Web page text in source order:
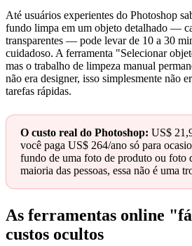
Até usuários experientes do Photoshop
fundo limpa em um objeto detalhado —
transparentes — pode levar de 10 a 30
cuidadoso. A ferramenta "Selecionar
mas o trabalho de limpeza manual
não era designer, isso simplesmente não
tarefas rápidas.
O custo real do Photoshop: US$
você paga US$ 264/ano só para
fundo de uma foto de produto ou foto
maioria das pessoas, essa não é uma
As ferramentas online
custos ocultos